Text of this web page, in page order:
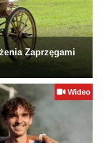
Zaprzęgami
Wideo